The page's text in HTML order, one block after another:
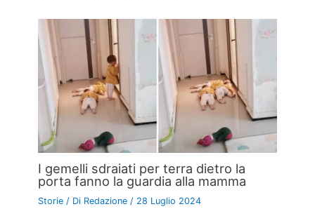
I gemelli sdraiati per terra dietro la
porta fanno la guardia alla mamma
Storie / Di Redazione / 28 Luglio 2024